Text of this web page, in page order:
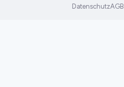
DatenschutzAGB